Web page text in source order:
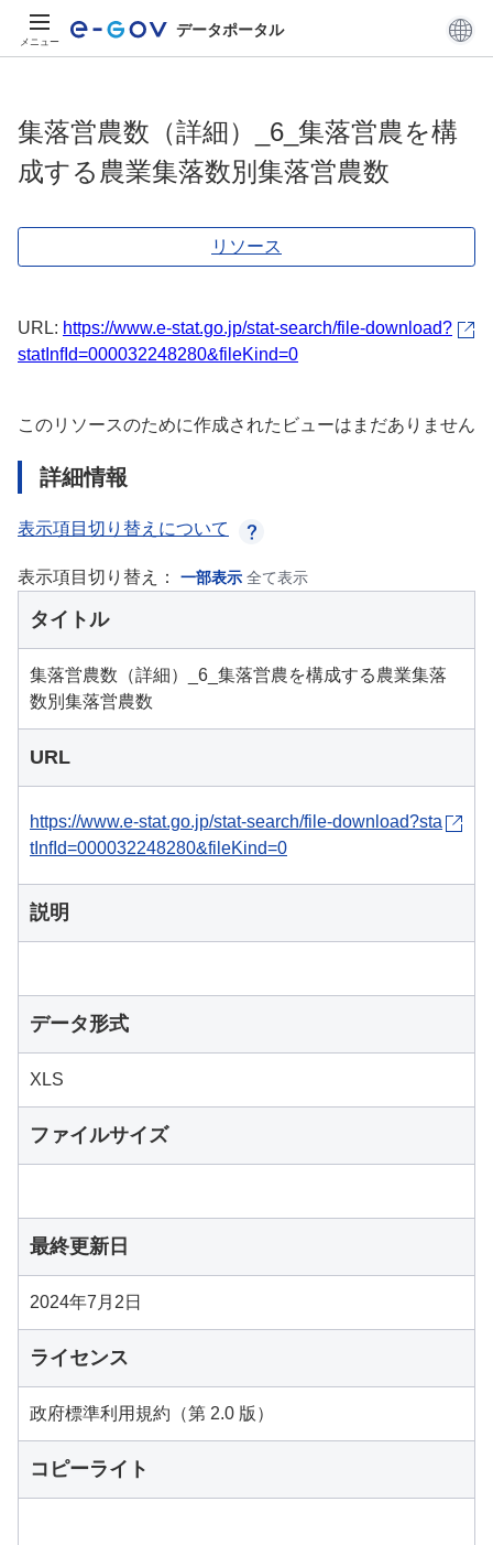
メニュー
データポータル
集落営農数（詳細）_6_集落営農を構
成する農業集落数別集落営農数
リソース
URL: https://www.e-stat.go.jp/stat-search/file-download?
statInfId=000032248280&fileKind=0
このリソースのために作成されたビューはまだありません
詳細情報
表示項目切り替えについて
表示項目切り替え： 一部表示 全て表示
タイトル
集落営農数（詳細）_6_集落営農を構成する農業集落
数別集落営農数
URL
https://www.e-stat.go.jp/stat-search/file-download?sta
tInfId=000032248280&fileKind=0
説明
データ形式
XLS
ファイルサイズ
最終更新日
2024年7月2日
ライセンス
政府標準利用規約（第 2.0 版）
コピーライト